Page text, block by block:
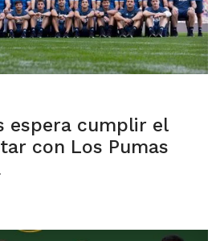
espera cumplir el
con Los Pumas